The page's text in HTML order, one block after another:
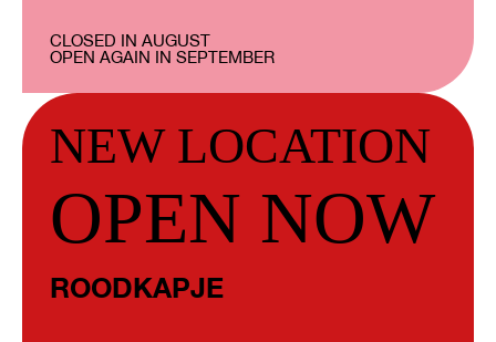
CLOSED IN AUGUST
OPEN AGAIN IN SEPTEMBER
NEW LOCATION
OPEN NOW
ROODKAPJE